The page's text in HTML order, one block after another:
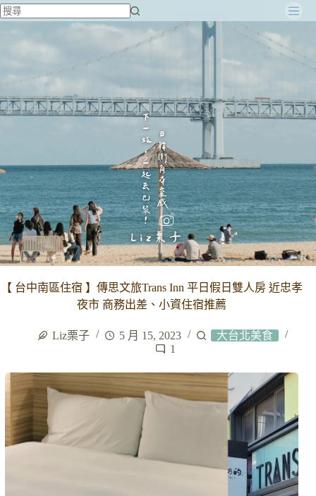
跳
容
【 台中南區住宿 】傳思文旅Trans Inn 平日假日雙人房 近忠孝
夜市 商務出差、小資住宿推薦
Liz栗子 5 月 15, 2023
大台北美食
1